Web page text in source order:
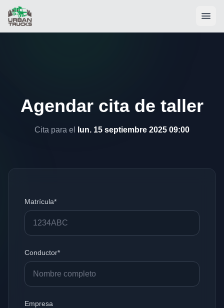
Agendar cita de taller
Cita para el lun. 15 septiembre 2025 09:00
Matrícula*
Conductor*
Empresa